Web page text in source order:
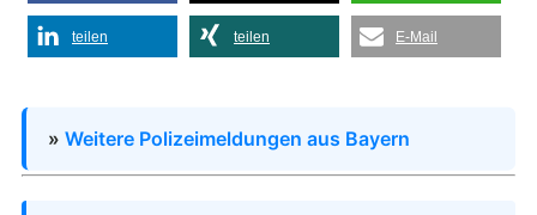
teilen teilen E-Mail
» Weitere Polizeimeldungen aus Bayern